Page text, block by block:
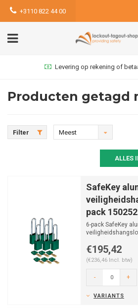
+3110 822 44 00
Levering op rekening of
Producten getagd
Filter
Meest
ALLES
SafeKey
pack 150252
6-pack SafeKey
€195,42
(€236,46 Incl. btw)
- +
VARIANTS